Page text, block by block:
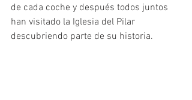
de cada coche y después todos juntos
han visitado la Iglesia del Pilar
descubriendo parte de su historia.